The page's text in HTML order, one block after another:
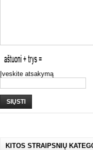
Įveskite atsakymą
SIŲSTI
KITOS STRAIPSNIŲ